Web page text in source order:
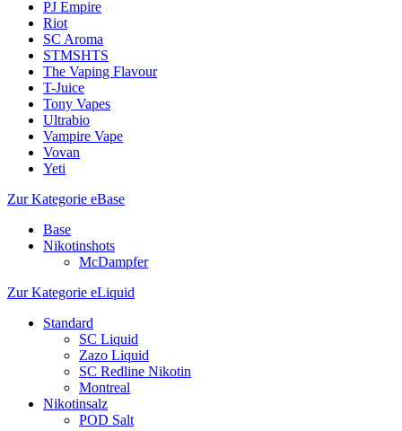
PJ Empire
Riot
SC Aroma
STMSHTS
The Vaping Flavour
T-Juice
Tony Vapes
Ultrabio
Vampire Vape
Vovan
Yeti
Zur Kategorie eBase
Base
Nikotinshots
McDampfer
Zur Kategorie eLiquid
Standard
SC Liquid
Zazo Liquid
SC Redline Nikotin
Montreal
Nikotinsalz
POD Salt